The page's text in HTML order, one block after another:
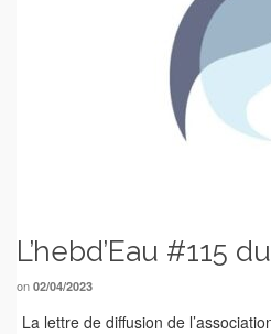
L’hebd’Eau #115
on 02/04/2023
La lettre de diffusion de